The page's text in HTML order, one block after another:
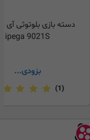
دسته بازی بلوتوثی آی
ipega 9021S
بزودی...
(1)